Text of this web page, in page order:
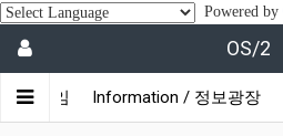
Powered by
OS/2
자모임 Information / 정보광장